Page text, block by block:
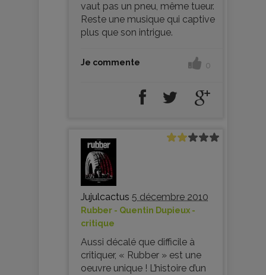
vaut pas un pneu, même tueur.
Reste une musique qui captive
plus que son intrigue.
Je commente 0
Jujulcactus 5 décembre 2010
Rubber - Quentin Dupieux -
critique
Aussi décalé que difficile à
critiquer, « Rubber » est une
oeuvre unique ! L’histoire d’un